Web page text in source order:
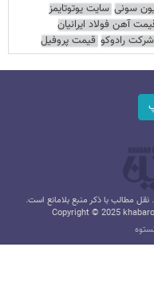
سونی سایت یوتوتایمز
آهن فولاد ایرانیان
شرکت رادوکو قیمت پروفیل
مطالب با ذکر منبع بلامانع است.
Copyright © 2025